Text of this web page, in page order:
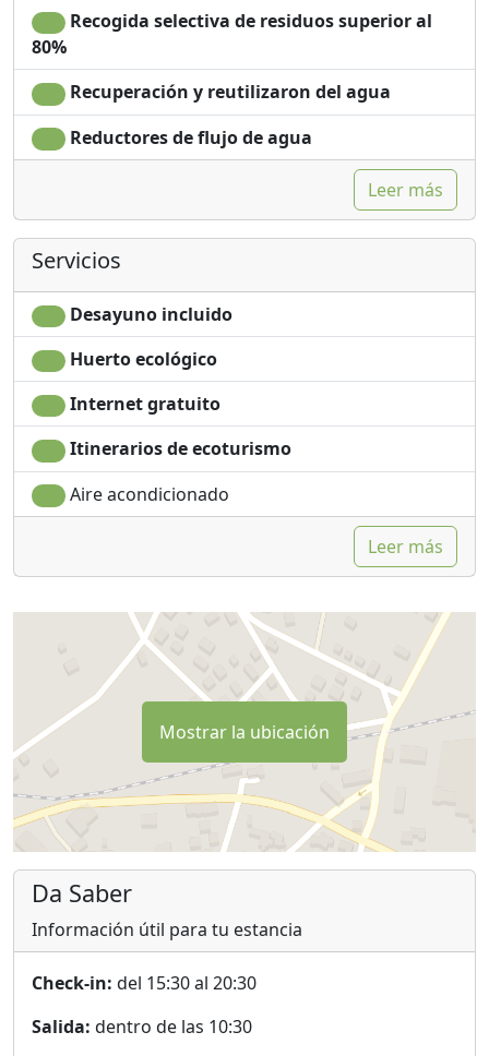
Recogida selectiva de residuos superior al
80%
Recuperación y reutilizaron del agua
Reductores de flujo de agua
Leer más
Servicios
Desayuno incluido
Huerto ecológico
Internet gratuito
Itinerarios de ecoturismo
Aire acondicionado
Leer más
Mostrar la ubicación
Da Saber
Información útil para tu estancia
Check-in: del 15:30 al 20:30
Salida: dentro de las 10:30